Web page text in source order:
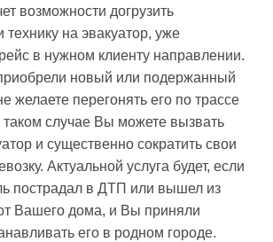
возможности догрузить
на эвакуатор, уже
в нужном клиенту направлении.
новый или подержанный
желаете перегонять его по трассе
случае Вы можете вызвать
и существенно сократить свои
Актуальной услуга будет, если
пострадал в ДТП или вышел из
Вашего дома, и Вы приняли
его в родном городе.